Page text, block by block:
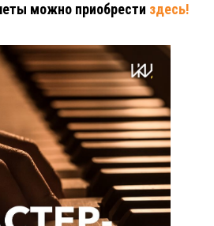
можно приобрести здесь!